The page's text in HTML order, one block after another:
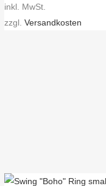
inkl. MwSt.
zzgl.Versandkosten